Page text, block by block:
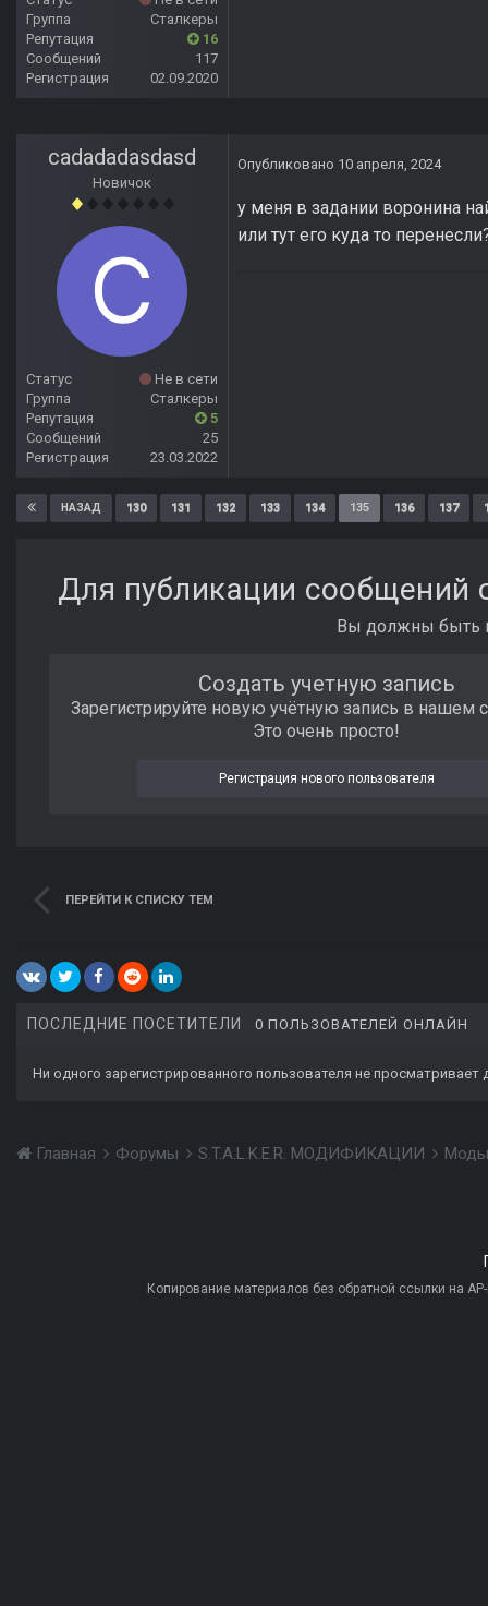
Группа
Сталкеры
Репутация
16
Сообщений
117
Регистрация
02.09.2020
cadadadasdasd
Новичок
Статус
Не в сети
Группа
Сталкеры
Репутация
5
Сообщений
25
Регистрация
23.03.2022
Опубликовано 10 апреля, 2024
у меня в задании воронина
или тут его куда то
НАЗАД 130 131 132 133 134 135 136 137
Для публикации сообщений
Вы должны быть
Создать учетную запись
Зарегистрируйте новую учётную запись в нашем
Это очень просто!
Регистрация нового пользователя
ПЕРЕЙТИ К СПИСКУ ТЕМ
ПОСЛЕДНИЕ ПОСЕТИТЕЛИ 0 ПОЛЬЗОВАТЕЛЕЙ ОНЛАЙН
Ни одного зарегистрированного пользователя не просматривает
Главная Форумы S.T.A.L.K.E.R. МОДИФИКАЦИИ
Копирование материалов без обратной ссылки на